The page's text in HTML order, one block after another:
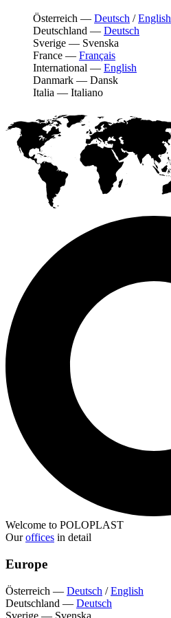
Österreich — Deutsch /English
Deutschland — Deutsch
Sverige — Svenska
France — Français
International — English
Danmark — Dansk
Italia — Italiano
Welcome to POLOPLAST
Ouroffices in detail
Europe
Österreich — Deutsch /English
Deutschland — Deutsch
Sverige — Svenska